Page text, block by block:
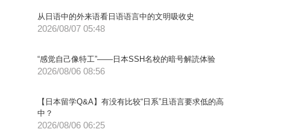
从日语中的外来语看日语语言中的文明吸收史
2026/08/07 05:48
“感觉自己像特工”——日本SSH名校的暗号解読体验
2026/08/06 08:56
【日本留学Q&A】有没有比较“日系”且语言要求低的高
中？
2026/08/06 06:25